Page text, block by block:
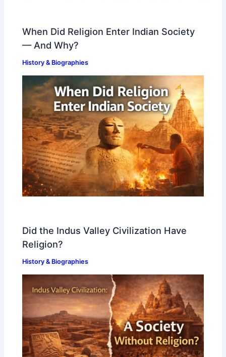
When Did Religion Enter Indian Society
— And Why?
History & Biographies
Did the Indus Valley Civilization Have
Religion?
History & Biographies